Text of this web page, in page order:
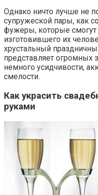
Однако ничто лучше не
супружеской пары, как
фужеры, которые
изготовившего их
хрустальный
представляет огромных
немного усидчивости,
смелости.
Как украсить
руками